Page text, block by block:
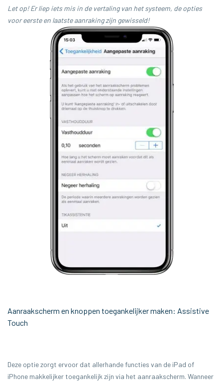
Let op! Er liep iets mis in de vertaling van het systeem, de opties
voor eerste en laatste aanraking zijn gewisseld!
Aanraakscherm en knoppen toegankelijker maken: Assistive
Touch
Deze optie zorgt ervoor dat allerhande functies van de iPad of
iPhone makkelijker toegankelijk zijn via het aanraakscherm. Wanneer